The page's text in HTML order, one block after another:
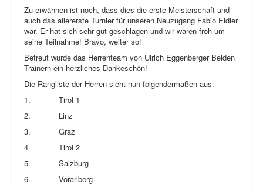
Zu erwähnen ist noch, dass dies die erste Meisterschaft und
auch das allererste Turnier für unseren Neuzugang Fabio Eidler
war. Er hat sich sehr gut geschlagen und wir waren froh um
seine Teilnahme! Bravo, weiter so!
Betreut wurde das Herrenteam von Ulrich Eggenberger Beiden
Trainern ein herzliches Dankeschön!
Die Rangliste der Herren sieht nun folgendermaßen aus:
1.
Tirol 1
2.
Linz
3.
Graz
4.
Tirol 2
5.
Salzburg
6.
Vorarlberg